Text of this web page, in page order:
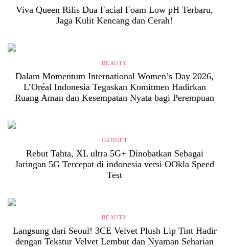
Viva Queen Rilis Dua Facial Foam Low pH Terbaru,
Jaga Kulit Kencang dan Cerah!
BEAUTY
Dalam Momentum International Women’s Day 2026,
L’Oréal Indonesia Tegaskan Komitmen Hadirkan
Ruang Aman dan Kesempatan Nyata bagi Perempuan
GADGET
Rebut Tahta, XL ultra 5G+ Dinobatkan Sebagai
Jaringan 5G Tercepat di indonesia versi OOkla Speed
Test
BEAUTY
Langsung dari Seoul! 3CE Velvet Plush Lip Tint Hadir
dengan Tekstur Velvet Lembut dan Nyaman Seharian